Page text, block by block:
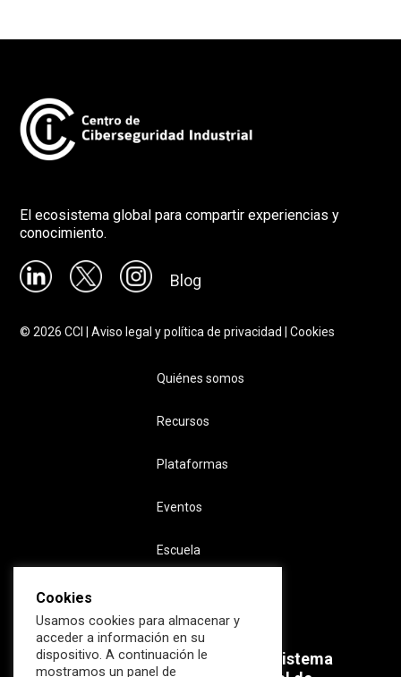
El ecosistema global para compartir experiencias y
conocimiento.
Blog
©2026 CCI |Aviso legal y política de privacidad |Cookies
Quiénes somos
Recursos
Plataformas
Eventos
Escuela
Súmate ahora al mayor Ecosistema
Cookies
Usamos cookies para almacenar y
acceder a información en su
dispositivo. A continuación le
mostramos un panel de